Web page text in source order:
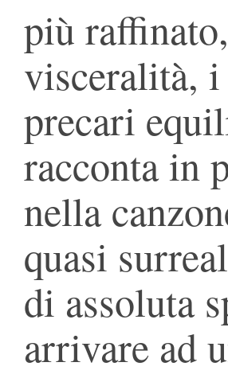
più
visceralità,
precari
racconta in
nella
quasi
di assoluta
arrivare ad